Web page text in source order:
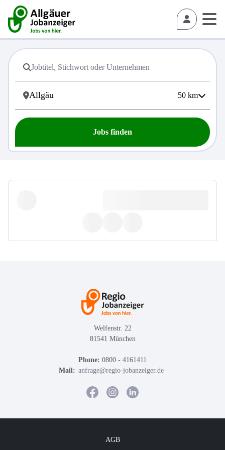
50 km
Jobs finden
Welfenstr. 22
81541 München
Phone: 0800 - 4161411
Mail: anfrage@regio-jobanzeiger.de
AGB